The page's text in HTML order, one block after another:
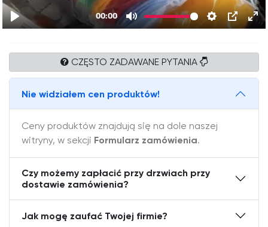
CZĘSTO ZADAWANE PYTANIA
Nie widziałem cen produktów!
Ceny produktów znajdują się na dole naszej
witryny, w sekcji Formularz zamówienia.
Czy możemy zapłacić przy drzwiach przy
dostawie zamówienia?
Jak mogę zaufać Twojej firmie?